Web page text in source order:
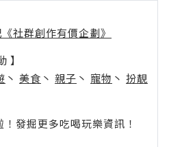
社群創作有價企劃》
】
丶 美食 丶 親子 丶 寵物 丶 扮靚
發掘更多吃喝玩樂資訊！